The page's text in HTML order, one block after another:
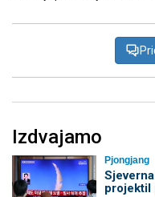
Izdvajamo
Pjongjang
projektil